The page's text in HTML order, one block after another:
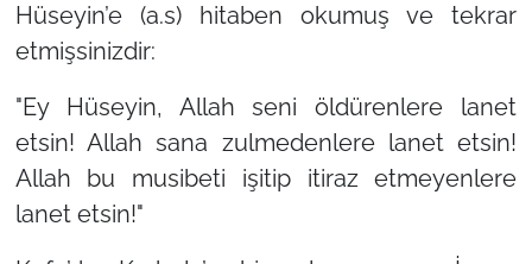
Hüseyin’e (a.s) hitaben okumuş ve tekrar
etmişsinizdir:
"Ey Hüseyin, Allah seni öldürenlere lanet
etsin! Allah sana zulmedenlere lanet etsin!
Allah bu musibeti işitip itiraz etmeyenlere
lanet etsin!"